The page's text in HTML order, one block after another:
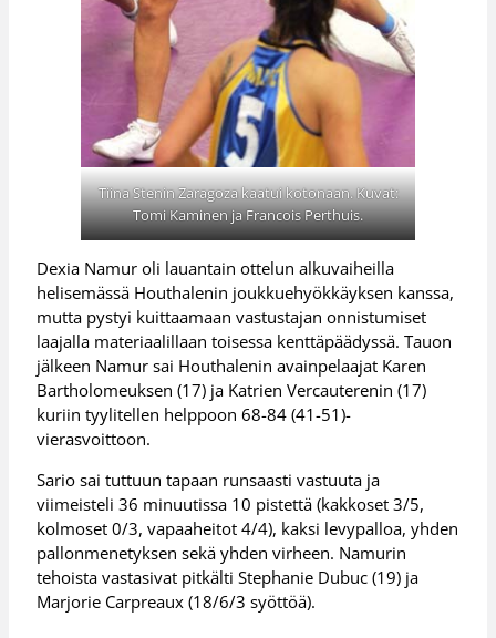
Tiina Stenin Zaragoza kaatui kotonaan. Kuvat:
Tomi Kaminen ja Francois Perthuis.
Dexia Namur oli lauantain ottelun alkuvaiheilla
helisemässä Houthalenin joukkuehyökkäyksen kanssa,
mutta pystyi kuittaamaan vastustajan onnistumiset
laajalla materiaalillaan toisessa kenttäpäädyssä. Tauon
jälkeen Namur sai Houthalenin avainpelaajat Karen
Bartholomeuksen (17) ja Katrien Vercauterenin (17)
kuriin tyylitellen helppoon 68-84 (41-51)-
vierasvoittoon.
Sario sai tuttuun tapaan runsaasti vastuuta ja
viimeisteli 36 minuutissa 10 pistettä (kakkoset 3/5,
kolmoset 0/3, vapaaheitot 4/4), kaksi levypalloa, yhden
pallonmenetyksen sekä yhden virheen. Namurin
tehoista vastasivat pitkälti Stephanie Dubuc (19) ja
Marjorie Carpreaux (18/6/3 syöttöä).